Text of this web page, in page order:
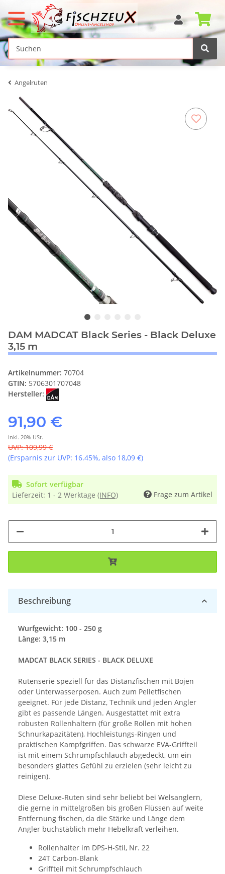
Angelruten
DAM MADCAT Black Series - Black Deluxe
3,15 m
Artikelnummer: 70704
GTIN: 5706301707048
Hersteller:
91,90 €
inkl. 20% USt.
UVP:109,99 €
(Ersparnis zur UVP: 16.45%, also 18,09 €)
Sofort verfügbar
Lieferzeit: 1 - 2 Werktage (INFO) Frage zum Artikel
Beschreibung
Wurfgewicht: 100 - 250 g
Länge: 3,15 m
MADCAT BLACK SERIES - BLACK DELUXE
Rutenserie speziell für das Distanzfischen mit Bojen
oder Unterwasserposen. Auch zum Pelletfischen
geeignet. Für jede Distanz, Technik und jeden Angler
gibt es passende Längen. Ausgestattet mit extra
robusten Rollenhaltern (für große Rollen mit hohen
Schnurkapazitäten), Hochleistungs-Ringen und
praktischen Kampfgriffen. Das schwarze EVA-Griffteil
ist mit einem Schrumpfschlauch abgedeckt, um ein
besonders glattes Gefühl zu erzielen (sehr leicht zu
reinigen).
Diese Deluxe-Ruten sind sehr beliebt bei Welsanglern,
die gerne in mittelgroßen bis großen Flüssen auf weite
Entfernung fischen, da die Stärke und Länge dem
Angler buchstäblich mehr Hebelkraft verleihen.
Rollenhalter im DPS-H-Stil, Nr. 22
24T Carbon-Blank
Griffteil mit Schrumpfschlauch